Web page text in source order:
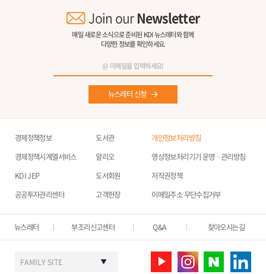
Join ourNewsletter
매일 새로운 소식으로 준비된 KDI 뉴스레터와 함께
다양한 정보를 확인하세요.
뉴스레터 신청
경제정책정보
경제정책시계열서비스
KDI JEP
공공투자관리센터
도서관
알리오
도서회원
고객헌장
개인정보처리방침
영상정보처리기기 운영ㆍ관리방침
저작권정책
이메일주소 무단수집거부
뉴스레터 부조리신고센터 Q&A 찾아오시는길
FAMILY SITE